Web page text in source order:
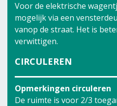
Voor de elektrische
mogelijk via een
vanop de straat. Het is
verwittigen.
CIRCULEREN
Opmerkingen circuleren
De ruimte is voor 2/3